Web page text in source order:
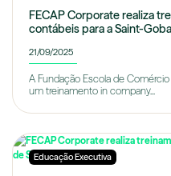
FECAP Corporate realiza
contábeis para a Saint-
21/09/2025
A Fundação Escola de
um treinamento in company...
Educação Executiva